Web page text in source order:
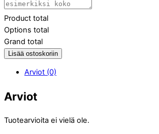
Product total
Options total
Grand total
Lisää ostoskoriin
Arviot (0)
Arviot
Tuotearvioita ei vielä ole.